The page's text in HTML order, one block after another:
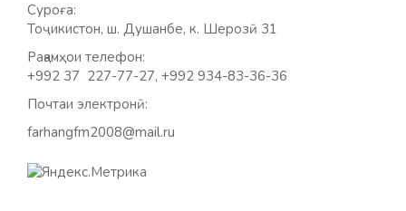
Суроға:
Тоҷикистон, ш. Душанбе, к. Шерозӣ 31
Рақамҳои телефон:
+992 37 227-77-27, +992 934-83-36-36
Почтаи электронӣ:
farhangfm2008@mail.ru